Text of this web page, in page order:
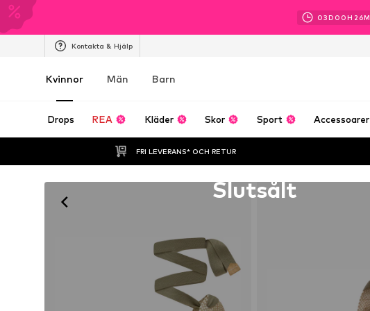
03D 00H 26M
Kontakta & Hjälp
Kvinnor Män Barn
Drops REA Kläder Skor Sport Accessoarer
FRI LEVERANS* OCH RETUR
Slutsålt